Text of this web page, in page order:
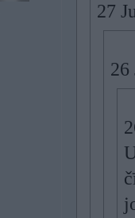
27
26